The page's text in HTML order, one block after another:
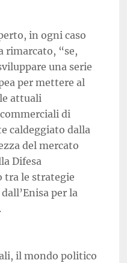
in ogni caso
rimarcato, “se,
una serie
per mettere al
attuali
di
caldeggiato dalla
del mercato
Difesa
tra le strategie
per la
il mondo politico